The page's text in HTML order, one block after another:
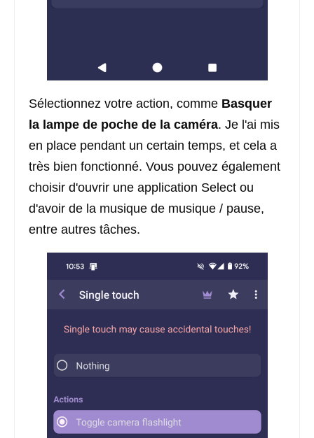
Sélectionnez votre action, comme Basquer
la lampe de poche de la caméra. Je l'ai mis
en place pendant un certain temps, et cela a
très bien fonctionné. Vous pouvez également
choisir d'ouvrir une application Select ou
d'avoir de la musique de musique / pause,
entre autres tâches.